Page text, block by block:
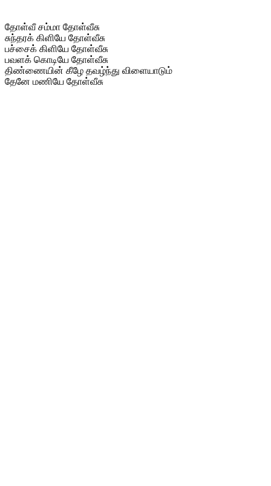
தோள்வீ சம்மா தோள்வீசு
சுந்தரக் கிளியே தோள்வீசு
பச்சைக் கிளியே தோள்வீசு
பவளக் கொடியே தோள்வீசு
திண்ணையின் கீழே தவழ்ந்து விளையாடும்
தேனே மணியே தோள்வீசு